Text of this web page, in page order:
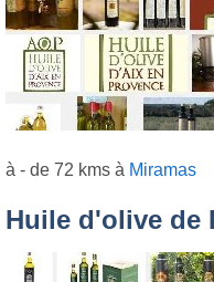
à - de 72 kms à Miramas
Huile d'olive de